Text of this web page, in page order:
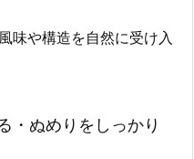
味や構造を自然に受け入
・ぬめりをしっかり